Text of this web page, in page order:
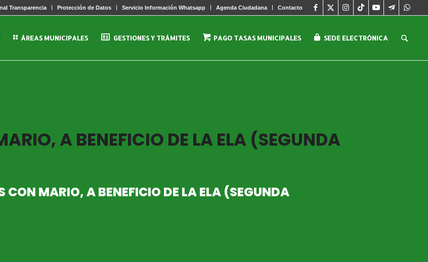
Transparencia Protección de Datos Servicio Información Whatsapp Agenda Ciudadana Contacto
ÁREAS MUNICIPALES GESTIONES Y TRÁMITES PAGO TASAS MUNICIPALES SEDE ELECTRÓNICA
A BENEFICIO DE LA ELA (SEGUNDA
CON MARIO, A BENEFICIO DE LA ELA (SEGUNDA